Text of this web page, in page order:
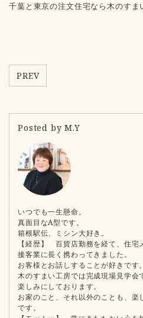
千葉と東京の注文住宅なら木のすま
PREV
Posted by M.Y
いつでも一生懸命。
真面目なA型です。
箱根駅伝、ミシン大好き。
【経歴】 百貨店勤務を経て、住宅
接客業に長く携わってきました。
お客様とお話しすることが好きです。
木のすまい工房では完成現場見学会
楽しみにしております。
お家のこと、それ以外のことも、
です。